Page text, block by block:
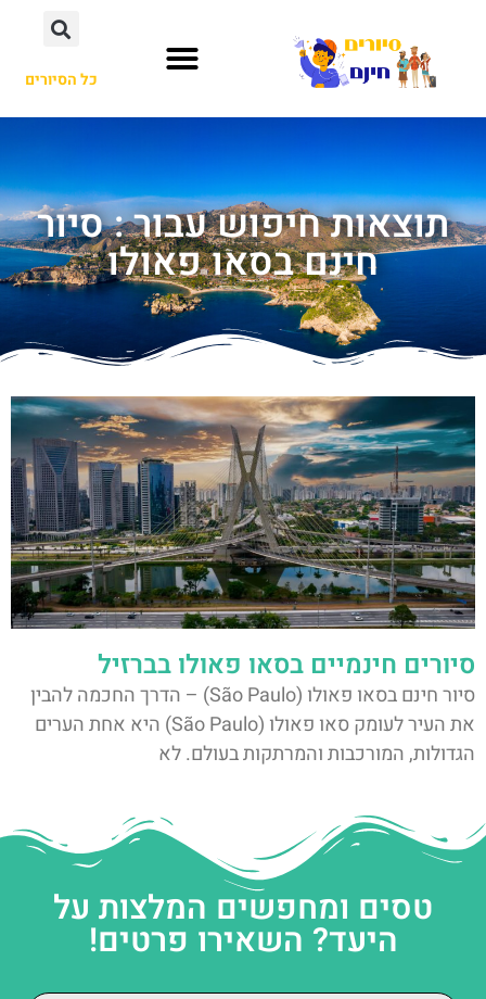
כל הסיורים
תוצאות חיפוש עבור : סיור
חינם בסאו פאולו
סיורים חינמיים בסאו פאולו בברזיל
סיור חינם בסאו פאולו (São Paulo) – הדרך החכמה להבין
את העיר לעומק סאו פאולו (São Paulo) היא אחת הערים
הגדולות, המורכבות והמרתקות בעולם. לא
טסים ומחפשים המלצות על
היעד? השאירו פרטים!